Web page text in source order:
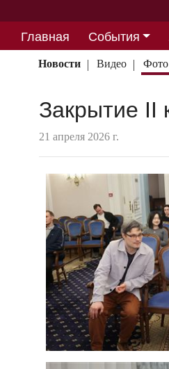
Главная События
Партнерство
Новости Видео Фото
Закрытие II
21 апреля 2026 г.